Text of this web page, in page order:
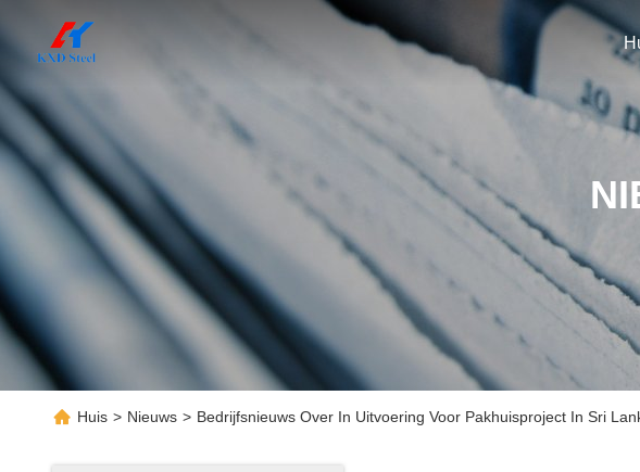
Huis > Nieuws > Bedrijfsnieuws Over In Uitvoering Voor Pakhuisproject In Sri